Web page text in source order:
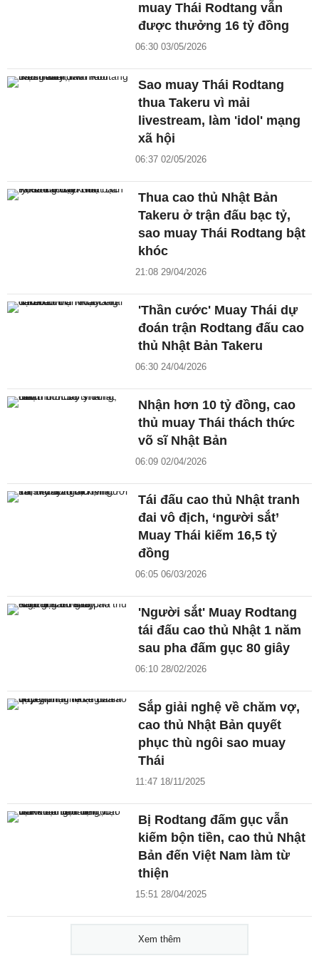
muay Thái Rodtang vẫn
được thưởng 16 tỷ đồng
06:30 03/05/2026
Sao muay Thái Rodtang
thua Takeru vì mải
livestream, làm 'idol' mạng
xã hội
06:37 02/05/2026
Thua cao thủ Nhật Bản
Takeru ở trận đấu bạc tỷ,
sao muay Thái Rodtang bật
khóc
21:08 29/04/2026
'Thần cước' Muay Thái dự
đoán trận Rodtang đấu cao
thủ Nhật Bản Takeru
06:30 24/04/2026
Nhận hơn 10 tỷ đồng, cao
thủ muay Thái thách thức
võ sĩ Nhật Bản
06:09 02/04/2026
Tái đấu cao thủ Nhật tranh
đai vô địch, ‘người sắt’
Muay Thái kiếm 16,5 tỷ
đồng
06:05 06/03/2026
'Người sắt' Muay Rodtang
tái đấu cao thủ Nhật 1 năm
sau pha đấm gục 80 giây
06:10 28/02/2026
Sắp giải nghệ về chăm vợ,
cao thủ Nhật Bản quyết
phục thù ngôi sao muay
Thái
11:47 18/11/2025
Bị Rodtang đấm gục vẫn
kiếm bộn tiền, cao thủ Nhật
Bản đến Việt Nam làm từ
thiện
15:51 28/04/2025
Xem thêm